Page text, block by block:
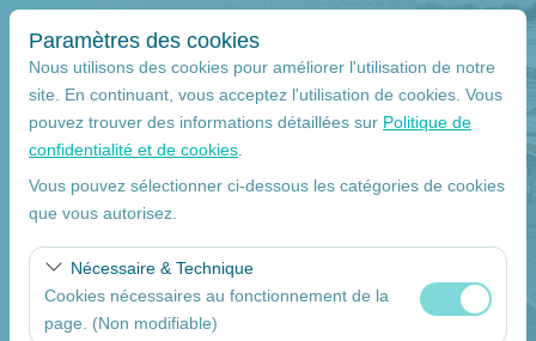
Paramètres des cookies
Nous utilisons des cookies pour améliorer l'utilisation de notre
site. En continuant, vous acceptez l'utilisation de cookies. Vous
pouvez trouver des informations détaillées sur Politique de
confidentialité et de cookies
Vous pouvez sélectionner ci-dessous les catégories de cookies
que vous autorisez.
Nécessaire & Technique
Cookies nécessaires au fonctionnement de la
page. (Non modifiable)
Lieu de ramassage
Mersin
Je déposerai la voiture à un autre endroit.
La date et l'heure du ramassage